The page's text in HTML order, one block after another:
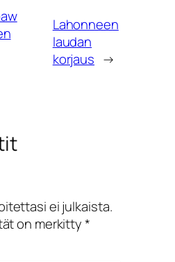
Lahonneen
laudan
korjaus →
ei julkaista.
on merkitty*